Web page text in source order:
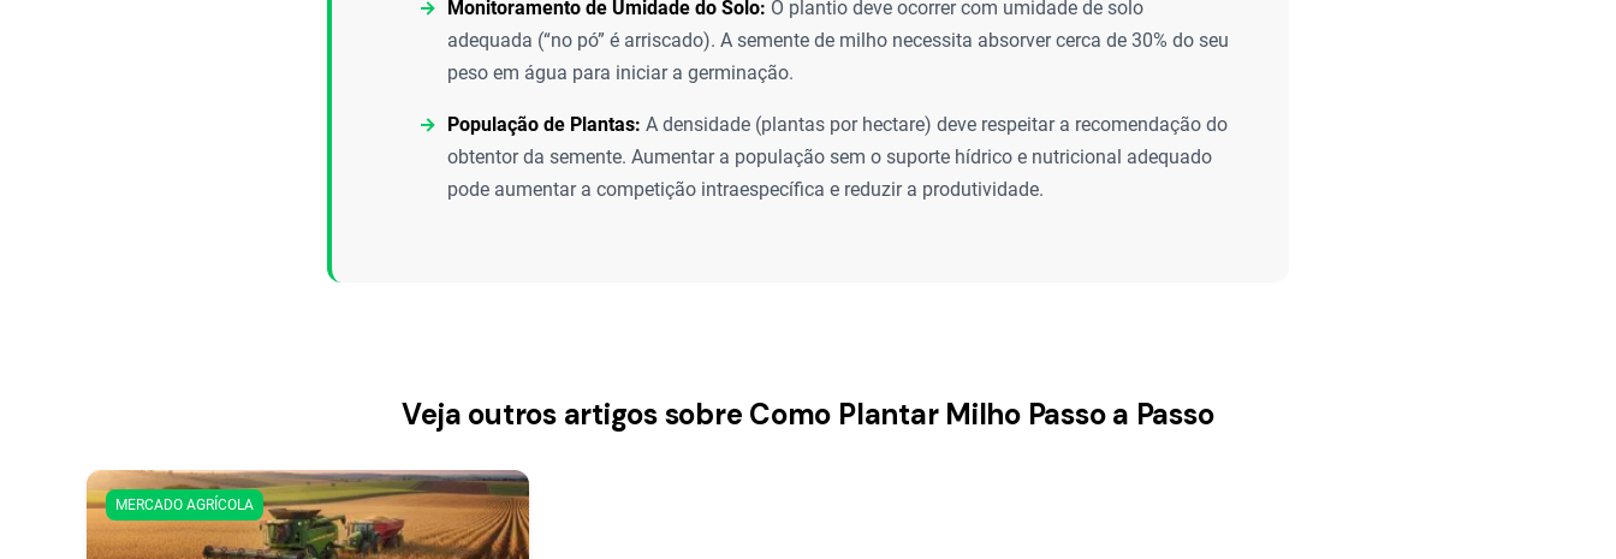
Monitoramento de Umidade do Solo: O plantio deve ocorrer com umidade de solo
adequada (“no pó” é arriscado). A semente de milho necessita absorver cerca de 30% do seu
peso em água para iniciar a germinação.
População de Plantas: A densidade (plantas por hectare) deve respeitar a recomendação do
obtentor da semente. Aumentar a população sem o suporte hídrico e nutricional adequado
pode aumentar a competição intraespecífica e reduzir a produtividade.
Veja outros artigos sobre Como Plantar Milho Passo a Passo
MERCADO AGRÍCOLA